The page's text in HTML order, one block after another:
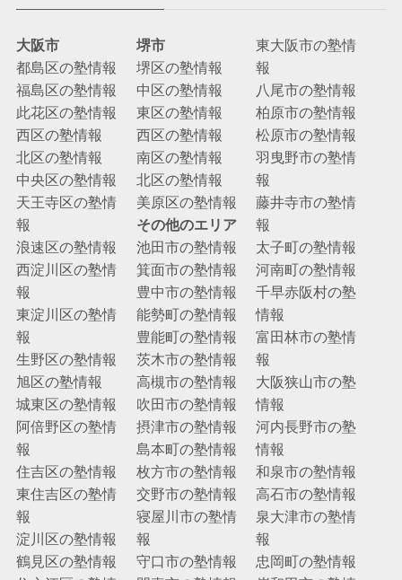
大阪市
都島区の塾情報
福島区の塾情報
此花区の塾情報
西区の塾情報
北区の塾情報
中央区の塾情報
天王寺区の塾情
報
浪速区の塾情報
西淀川区の塾情
報
東淀川区の塾情
報
生野区の塾情報
旭区の塾情報
城東区の塾情報
阿倍野区の塾情
報
住吉区の塾情報
東住吉区の塾情
報
淀川区の塾情報
鶴見区の塾情報
堺市
堺区の塾情報
中区の塾情報
東区の塾情報
西区の塾情報
南区の塾情報
北区の塾情報
美原区の塾情報
その他のエリア
池田市の塾情報
箕面市の塾情報
豊中市の塾情報
能勢町の塾情報
豊能町の塾情報
茨木市の塾情報
高槻市の塾情報
吹田市の塾情報
摂津市の塾情報
島本町の塾情報
枚方市の塾情報
交野市の塾情報
寝屋川市の塾情
報
守口市の塾情報
東大阪市の塾情
報
八尾市の塾情報
柏原市の塾情報
松原市の塾情報
羽曳野市の塾情
報
藤井寺市の塾情
報
太子町の塾情報
河南町の塾情報
千早赤阪村の塾
情報
富田林市の塾情
報
大阪狭山市の塾
情報
河内長野市の塾
情報
和泉市の塾情報
高石市の塾情報
泉大津市の塾情
報
忠岡町の塾情報